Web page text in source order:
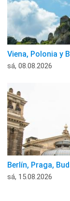
Viena, Polonia y
sá, 08.08.2026
Berlín, Praga,
sá, 15.08.2026